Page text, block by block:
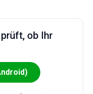
ob Ihr